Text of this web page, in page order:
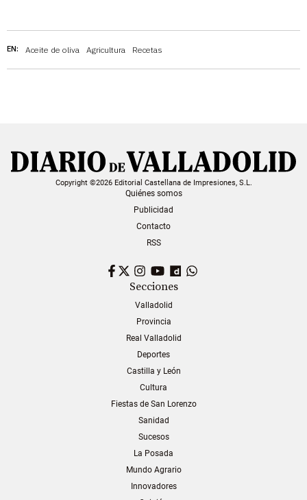
EN: Aceite de oliva Agricultura Recetas
Copyright ©2026 Editorial Castellana de Impresiones, S.L.
Quiénes somos
Publicidad
Contacto
RSS
Facebook
TwitterInstagram
YouTubeDailymotion
Secciones
Valladolid
Provincia
Real Valladolid
Deportes
Castilla y León
Cultura
Fiestas de San Lorenzo
Sanidad
Sucesos
La Posada
Mundo Agrario
Innovadores